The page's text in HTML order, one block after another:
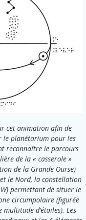
cet animation afin de
le planétarium pour les
reconnaître le parcours
de la « casserole »
de la Grande Ourse)
le Nord, la constellation
permettant de situer le
circumpolaire (figurée
d’étoiles). Les